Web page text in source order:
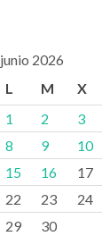
junio 2026
L
M X
1 2 3
8
9 10
15
16 17
22
23 24
29
30